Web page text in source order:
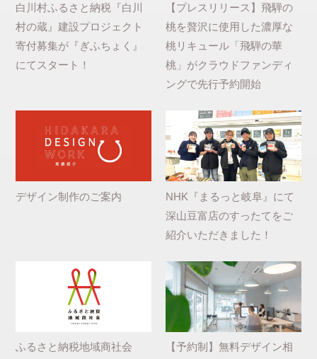
白川村ふるさと納税『白川
村の蔵』建設プロジェクト
寄付募集が『ぎふちょく』
にてスタート！
【プレスリリース】飛騨の
桃を贅沢に使用した濃厚な
桃リキュール「飛騨の華
桃」がクラウドファンディ
ングで先行予約開始
デザイン制作のご案内
NHK『まるっと岐阜』にて
深山豆富店のすったてをご
紹介いただきました！
ふるさと納税地域商社会
【予約制】無料デザイン相